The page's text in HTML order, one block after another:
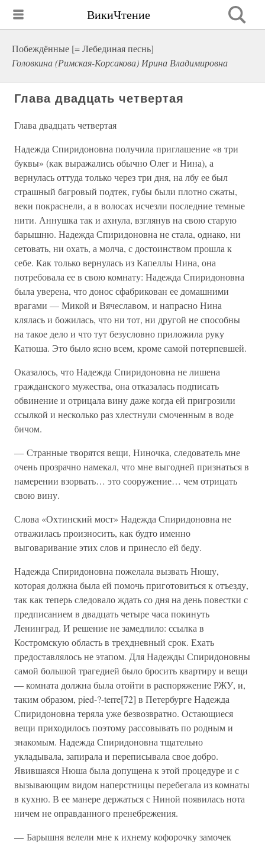
ВикиЧтение
Побеждённые [= Лебединая песнь]
Головкина (Римская-Корсакова) Ирина Владимировна
Глава двадцать четвертая
Глава двадцать четвертая
Надежда Спиридоновна получила приглашение «в три
буквы» (как выражались обычно Олег и Нина), а
вернулась оттуда только через три дня, на лбу ее был
страшный багровый подтек, губы были плотно сжаты,
веки покраснели, а в волосах исчезли последние темные
нити. Аннушка так и ахнула, взглянув на свою старую
барышню. Надежда Спиридоновна не стала, однако, ни
сетовать, ни охать, а молча, с достоинством прошла к
себе. Как только вернулась из Капеллы Нина, она
потребовала ее в свою комнату: Надежда Спиридоновна
была уверена, что донос сфабрикован ее домашними
врагами — Микой и Вячеславом, и напрасно Нина
клялась и божилась, что ни тот, ни другой не способны
на такое дело и что тут безусловно приложила руку
Катюша. Это было ясно всем, кроме самой потерпевшей.
Оказалось, что Надежда Спиридоновна не лишена
гражданского мужества, она отказалась подписать
обвинение и отрицала вину даже когда ей пригрозили
ссылкой и несколько раз хлестнули смоченным в воде
бичом.
— Странные творятся вещи, Ниночка, следователь мне
очень прозрачно намекал, что мне выгодней признаться в
намерении взорвать… это сооружение… чем отрицать
свою вину.
Слова «Охтинский мост» Надежда Спиридоновна не
отважилась произносить, как будто именно
выговаривание этих слов и принесло ей беду.
Надежда Спиридоновна пожелала вызвать Нюшу,
которая должна была ей помочь приготовиться к отъезду,
так как теперь следовало ждать со дня на день повестки с
предписанием в двадцать четыре часа покинуть
Ленинград. И решение не замедлило: ссылка в
Костромскую область в трехдневный срок. Ехать
предоставлялось не этапом. Для Надежды Спиридоновны
самой большой трагедией было бросить квартиру и вещи
— комната должна была отойти в распоряжение РЖУ, и,
таким образом, pied-?-terre[72] в Петербурге Надежда
Спиридоновна теряла уже безвозвратно. Остающиеся
вещи приходилось поэтому рассовывать по родным и
знакомым. Надежда Спиридоновна тщательно
укладывала, запирала и переписывала свое добро.
Явившаяся Нюша была допущена к этой процедуре и с
вызывающим видом наперстницы перебегала из комнаты
в кухню. В ее манере держаться с Ниной появилась нота
ничем не оправданного пренебрежения.
— Барышня велели мне к ихнему кофорочку замочек